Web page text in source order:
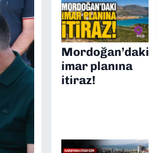
Mordoğan’daki
imar planına
itiraz!